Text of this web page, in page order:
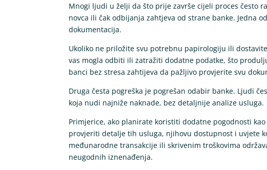
Mnogi ljudi u želji da što prije završe cijeli proces često
novca ili čak odbijanja zahtjeva od strane banke. Jedna
dokumentacija.
Ukoliko ne priložite svu potrebnu papirologiju ili
vas mogla odbiti ili zatražiti dodatne podatke, što
banci bez stresa zahtijeva da pažljivo provjerite svu
Druga česta pogreška je pogrešan odabir banke. Ljudi
koja nudi najniže naknade, bez detaljnije analize usluga.
Primjerice, ako planirate koristiti dodatne pogodnosti kao
provjeriti detalje tih usluga, njihovu dostupnost i uvjete
međunarodne transakcije ili skrivenim troškovima
neugodnih iznenađenja.